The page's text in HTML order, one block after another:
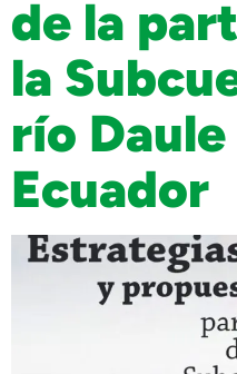
de la
la
río Daule
Ecuador